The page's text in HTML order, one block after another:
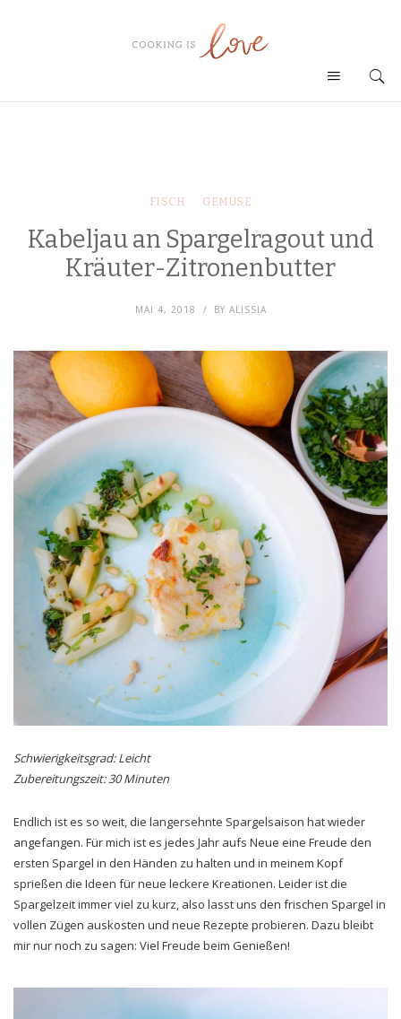
FISCH GEMÜSE
Kabeljau an Spargelragout und
Kräuter-Zitronenbutter
MAI 4, 2018 BY ALISSIA
Schwierigkeitsgrad: Leicht
Zubereitungszeit: 30 Minuten
Endlich ist es so weit, die langersehnte Spargelsaison hat wieder
angefangen. Für mich ist es jedes Jahr aufs Neue eine Freude den
ersten Spargel in den Händen zu halten und in meinem Kopf
sprießen die Ideen für neue leckere Kreationen. Leider ist die
Spargelzeit immer viel zu kurz, also lasst uns den frischen Spargel in
vollen Zügen auskosten und neue Rezepte probieren. Dazu bleibt
mir nur noch zu sagen: Viel Freude beim Genießen!